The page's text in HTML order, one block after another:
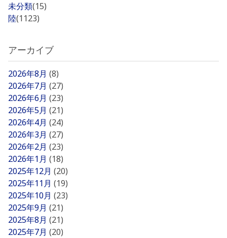
未分類(15)
陸(1123)
アーカイブ
2026年8月 (8)
2026年7月 (27)
2026年6月 (23)
2026年5月 (21)
2026年4月 (24)
2026年3月 (27)
2026年2月 (23)
2026年1月 (18)
2025年12月 (20)
2025年11月 (19)
2025年10月 (23)
2025年9月 (21)
2025年8月 (21)
2025年7月 (20)